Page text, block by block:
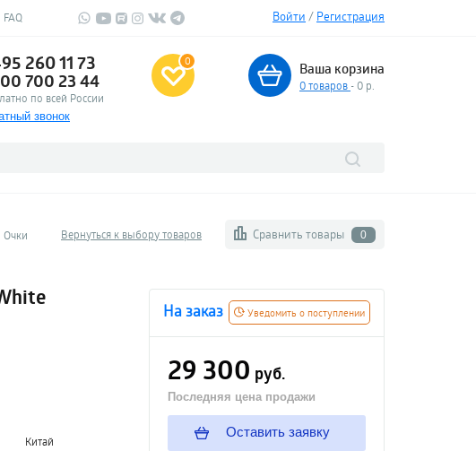
FAQ Войти / Регистрация
260 11 73
700 23 44
по всей России
звонок
0 Ваша корзина
0товаров - 0 р.
Вернуться к выбору товаров Сравнить товары 0
Очки
Китай
Уведомить о поступлении
На заказ
29 300 руб.
Последняя цена продажи
Оставить заявку